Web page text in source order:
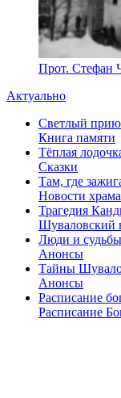
Прот. Стефан
Актуально
Светлый
Книга памяти
Тёплая
Сказки
Там, где
Новости храма
Трагедия
Шуваловский
Люди и судьбы
Анонсы
Тайны
Анонсы
Расписание
Расписание